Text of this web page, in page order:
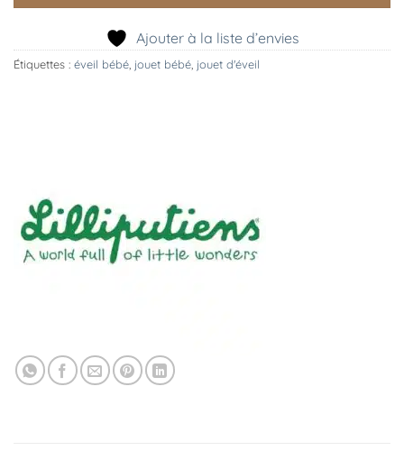
Ajouter à la liste d’envies
Étiquettes : éveil bébé jouet bébé jouet d'éveil